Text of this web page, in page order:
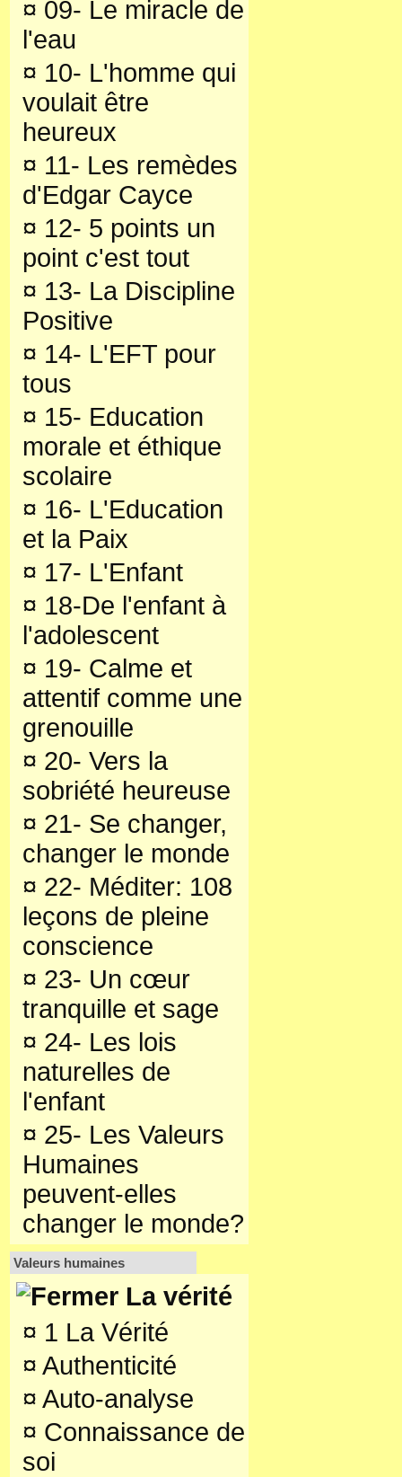
¤ 09- Le miracle de
l'eau
¤ 10- L'homme qui
voulait être
heureux
¤ 11- Les remèdes
d'Edgar Cayce
¤ 12- 5 points un
point c'est tout
¤ 13- La Discipline
Positive
¤ 14- L'EFT pour
tous
¤ 15- Education
morale et éthique
scolaire
¤ 16- L'Education
et la Paix
¤ 17- L'Enfant
¤ 18-De l'enfant à
l'adolescent
¤ 19- Calme et
attentif comme une
grenouille
¤ 20- Vers la
sobriété heureuse
¤ 21- Se changer,
changer le monde
¤ 22- Méditer: 108
leçons de pleine
conscience
¤ 23- Un cœur
tranquille et sage
¤ 24- Les lois
naturelles de
l'enfant
¤ 25- Les Valeurs
Humaines
peuvent-elles
changer le monde?
Valeurs humaines
La vérité
¤ 1 La Vérité
¤ Authenticité
¤ Auto-analyse
¤ Connaissance de
soi